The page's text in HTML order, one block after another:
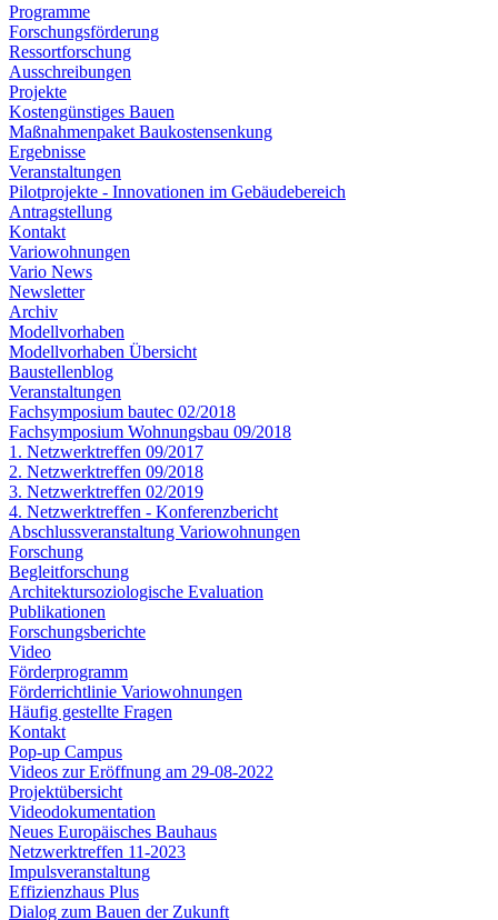
Programme
Forschungsförderung
Ressortforschung
Ausschreibungen
Projekte
Kostengünstiges Bauen
Maßnahmenpaket Baukostensenkung
Ergebnisse
Veranstaltungen
Pilotprojekte - Innovationen im Gebäudebereich
Antragstellung
Kontakt
Variowohnungen
Vario News
Newsletter
Archiv
Modellvorhaben
Modellvorhaben Übersicht
Baustellenblog
Veranstaltungen
Fachsymposium bautec 02/2018
Fachsymposium Wohnungsbau 09/2018
1. Netzwerktreffen 09/2017
2. Netzwerktreffen 09/2018
3. Netzwerktreffen 02/2019
4. Netzwerktreffen - Konferenzbericht
Abschlussveranstaltung Variowohnungen
Forschung
Begleitforschung
Architektursoziologische Evaluation
Publikationen
Forschungsberichte
Video
Förderprogramm
Förderrichtlinie Variowohnungen
Häufig gestellte Fragen
Kontakt
Pop-up Campus
Videos zur Eröffnung am 29-08-2022
Projektübersicht
Videodokumentation
Neues Europäisches Bauhaus
Netzwerktreffen 11-2023
Impulsveranstaltung
Effizienzhaus Plus
Dialog zum Bauen der Zukunft